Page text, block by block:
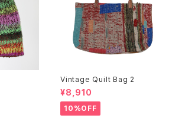
Vintage Quilt Bag 2
¥8,910
10%OFF